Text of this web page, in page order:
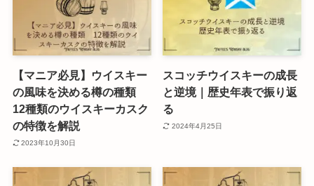
【マニア必見】ウイスキー
の風味を決める樽の種類
12種類のウイスキーカスク
の特徴を解説
2023年10月30日
スコッチウイスキーの成長
と逆境｜歴史年表で振り返
る
2024年4月25日